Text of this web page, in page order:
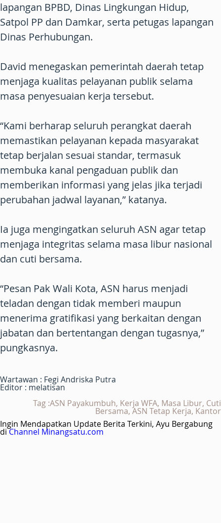
lapangan BPBD, Dinas Lingkungan Hidup,
Satpol PP dan Damkar, serta petugas lapangan
Dinas Perhubungan.
David menegaskan pemerintah daerah tetap
menjaga kualitas pelayanan publik selama
masa penyesuaian kerja tersebut.
“Kami berharap seluruh perangkat daerah
memastikan pelayanan kepada masyarakat
tetap berjalan sesuai standar, termasuk
membuka kanal pengaduan publik dan
memberikan informasi yang jelas jika terjadi
perubahan jadwal layanan,” katanya.
Ia juga mengingatkan seluruh ASN agar tetap
menjaga integritas selama masa libur nasional
dan cuti bersama.
“Pesan Pak Wali Kota, ASN harus menjadi
teladan dengan tidak memberi maupun
menerima gratifikasi yang berkaitan dengan
jabatan dan bertentangan dengan tugasnya,”
pungkasnya.
Wartawan : Fegi Andriska Putra
Editor : melatisan
Tag :ASN Payakumbuh, Kerja WFA, Masa Libur, Cuti
Bersama, ASN Tetap Kerja, Kantor
Ingin Mendapatkan Update Berita Terkini, Ayu Bergabung
diChannel Minangsatu.com